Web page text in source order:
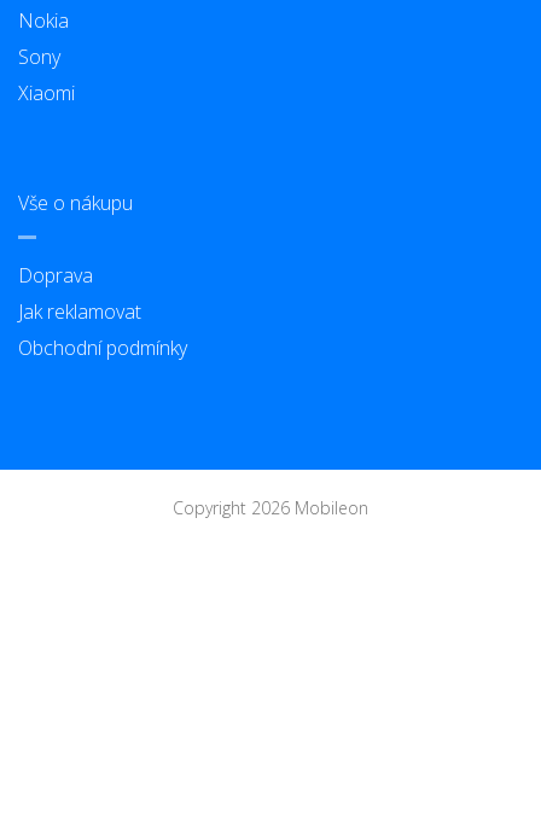
Nokia
Sony
Xiaomi
Vše o nákupu
Doprava
Jak reklamovat
Obchodní podmínky
Copyright 2026 Mobileon